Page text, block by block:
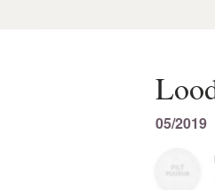
05/2019